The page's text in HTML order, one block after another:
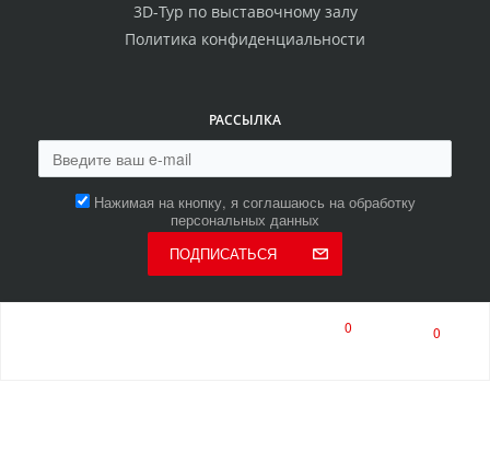
3D-Тур по выставочному залу
Политика конфиденциальности
РАССЫЛКА
Нажимая на кнопку, я соглашаюсь на обработку
персональных данных
ПОДПИСАТЬСЯ
0 0